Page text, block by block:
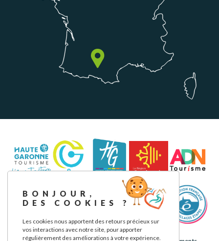
BONJOUR,
DES COOKIES ?
Les cookies nous apportent des retours précieux sur
vos interactions avec notre site, pour apporter
régulièrement des améliorations à votre expérience.